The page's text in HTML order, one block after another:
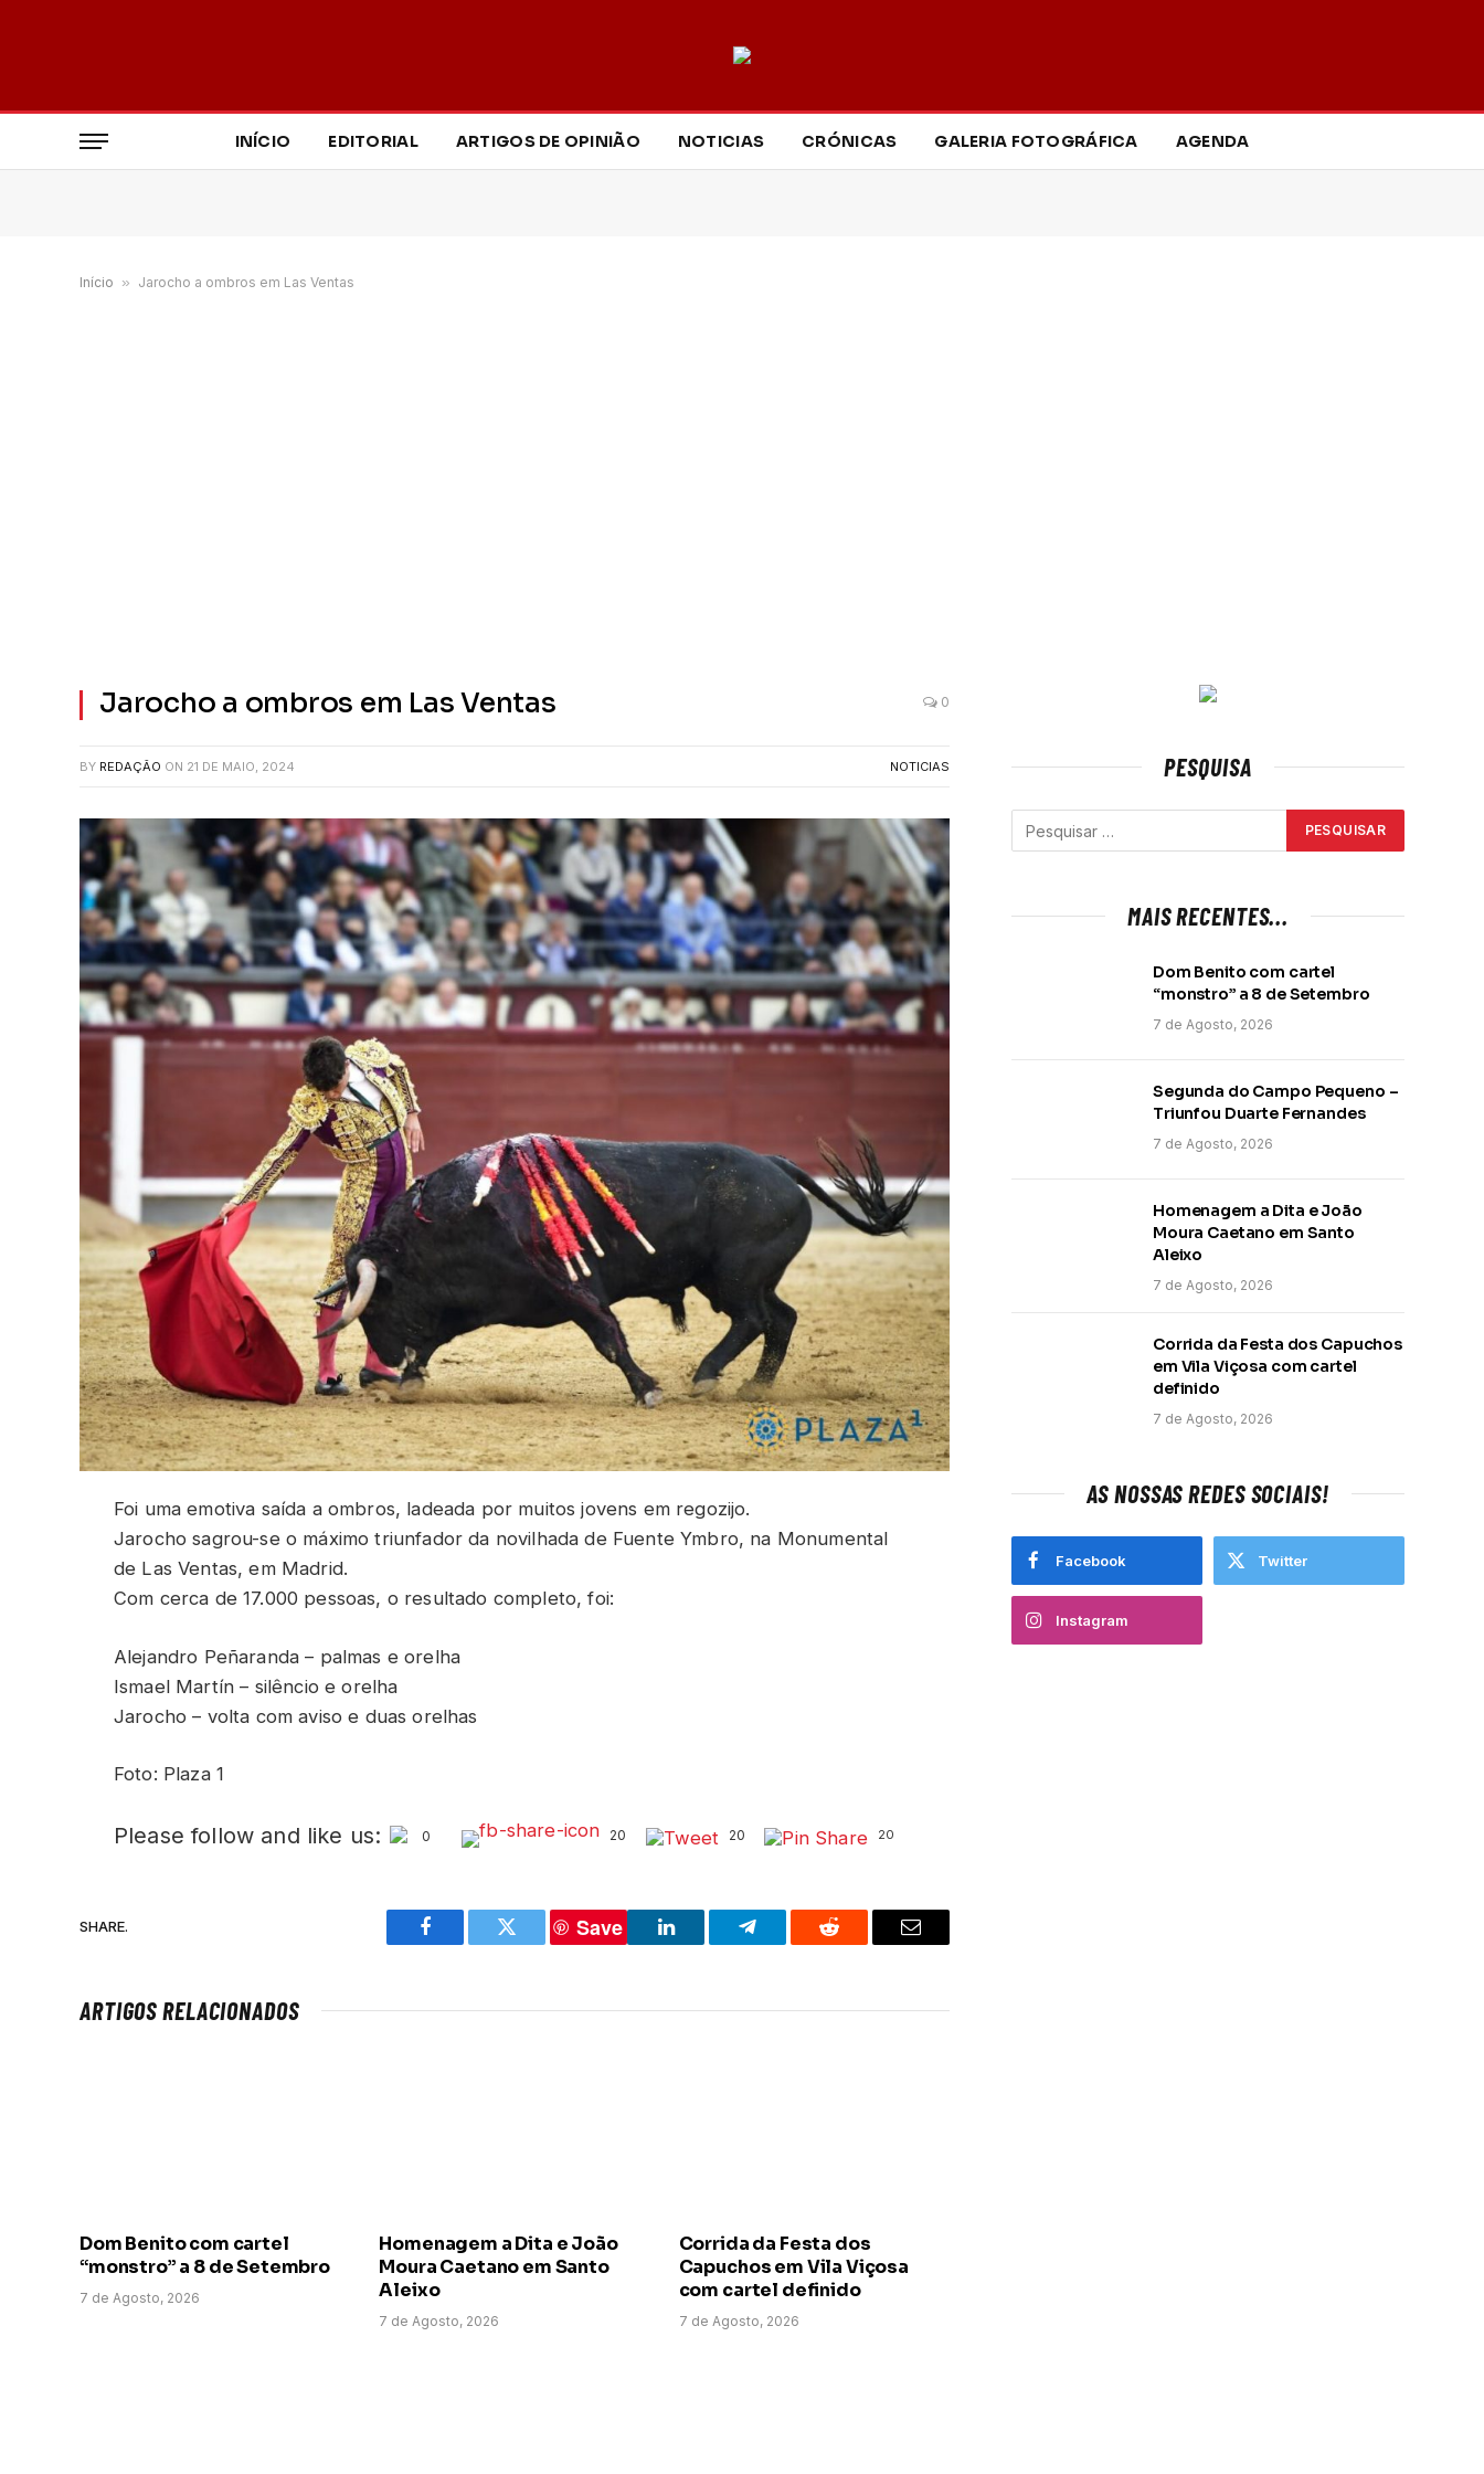
INÍCIO EDITORIAL ARTIGOS DE OPINIÃO NOTICIAS CRÓNICAS GALERIA FOTOGRÁFICA AGENDA
Início » Jarocho a ombros em Las Ventas
Jarocho a ombros em Las Ventas 0
BY REDAÇÃO ON 21 DE MAIO, 2024 NOTICIAS
Foi uma emotiva saída a ombros, ladeada por muitos jovens em regozijo.
Jarocho sagrou-se o máximo triunfador da novilhada de Fuente Ymbro, na Monumental
de Las Ventas, em Madrid.
Com cerca de 17.000 pessoas, o resultado completo, foi:
Alejandro Peñaranda – palmas e orelha
Ismael Martín – silêncio e orelha
Jarocho – volta com aviso e duas orelhas
Foto: Plaza 1
Please follow and like us: 0 20 20 20
SHARE.
Facebook Twitter
Save
LinkedIn Telegram Reddit Email
ARTIGOS RELACIONADOS
Dom Benito com cartel
“monstro” a 8 de Setembro
7 de Agosto, 2026
Homenagem a Dita e João
Moura Caetano em Santo
Aleixo
7 de Agosto, 2026
Corrida da Festa dos
Capuchos em Vila Viçosa
com cartel definido
7 de Agosto, 2026
PESQUISA
MAIS RECENTES...
Dom Benito com cartel
“monstro” a 8 de Setembro
7 de Agosto, 2026
Segunda do Campo Pequeno –
Triunfou Duarte Fernandes
7 de Agosto, 2026
Homenagem a Dita e João
Moura Caetano em Santo
Aleixo
7 de Agosto, 2026
Corrida da Festa dos Capuchos
em Vila Viçosa com cartel
definido
7 de Agosto, 2026
AS NOSSAS REDES SOCIAIS!
Facebook Twitter
Instagram